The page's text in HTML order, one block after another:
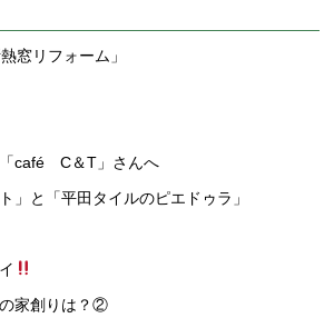
熱窓リフォーム」
café C＆T」さんへ
」と「平田タイルのピエドゥラ」
家創りは？②